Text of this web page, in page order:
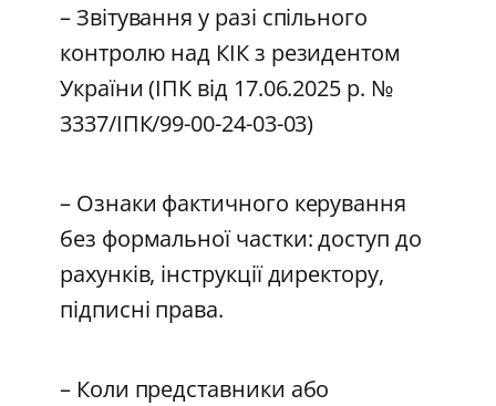
– Звітування у разі спільного
контролю над КІК з резидентом
України (ІПК від 17.06.2025 р. №
3337/ІПК/99-00-24-03-03)
– Ознаки фактичного керування
без формальної частки: доступ до
рахунків, інструкції директору,
підписні права.
– Коли представники або